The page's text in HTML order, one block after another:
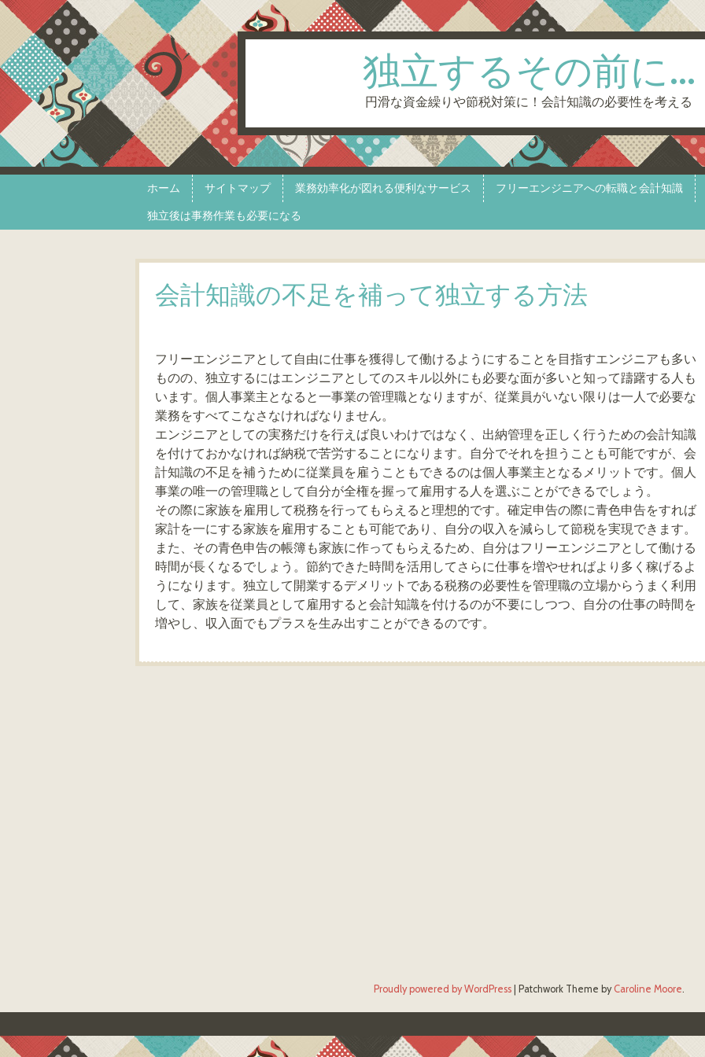
独立するその前に…
円滑な資金繰りや節税対策に！会計知識の必要性を考える
ホーム サイトマップ 業務効率化が図れる便利なサービス フリーエンジニアへの転職と会計知識
独立後は事務作業も必要になる
会計知識の不足を補って独立する方法
フリーエンジニアとして自由に仕事を獲得して働けるようにすることを目指すエンジニアも多い
ものの、独立するにはエンジニアとしてのスキル以外にも必要な面が多いと知って躊躇する人も
います。個人事業主となると一事業の管理職となりますが、従業員がいない限りは一人で必要な
業務をすべてこなさなければなりません。
エンジニアとしての実務だけを行えば良いわけではなく、出納管理を正しく行うための会計知識
を付けておかなければ納税で苦労することになります。自分でそれを担うことも可能ですが、会
計知識の不足を補うために従業員を雇うこともできるのは個人事業主となるメリットです。個人
事業の唯一の管理職として自分が全権を握って雇用する人を選ぶことができるでしょう。
その際に家族を雇用して税務を行ってもらえると理想的です。確定申告の際に青色申告をすれば
家計を一にする家族を雇用することも可能であり、自分の収入を減らして節税を実現できます。
また、その青色申告の帳簿も家族に作ってもらえるため、自分はフリーエンジニアとして働ける
時間が長くなるでしょう。節約できた時間を活用してさらに仕事を増やせればより多く稼げるよ
うになります。独立して開業するデメリットである税務の必要性を管理職の立場からうまく利用
して、家族を従業員として雇用すると会計知識を付けるのが不要にしつつ、自分の仕事の時間を
増やし、収入面でもプラスを生み出すことができるのです。
Proudly powered by WordPress Patchwork Theme by Caroline Moore